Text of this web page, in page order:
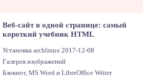
Веб-сайт в одной странице: самый
короткий учебник HTML
Установка archlinux 2017-12-08
Галерея изображений
Блокнот, MS Word и LibreOffice Writer